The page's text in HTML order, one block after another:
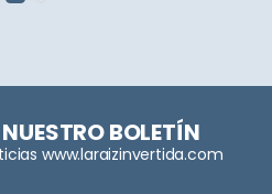
BOLETÍN
www.laraizinvertida.com